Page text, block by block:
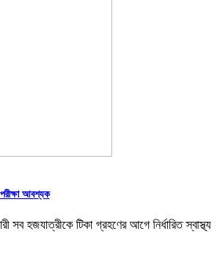
আবশ্যক
হজযাত্রীকে টিকা গ্রহণের আগে নির্ধারিত স্বাস্থ্য